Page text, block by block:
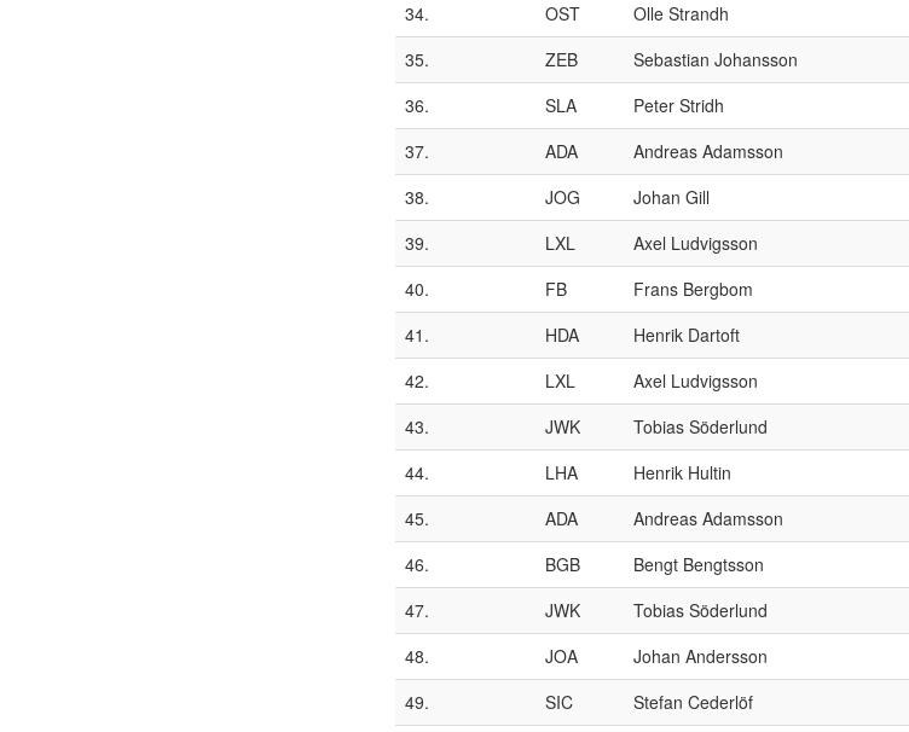
34. OST Olle Strandh
35. ZEB Sebastian Johansson
36. SLA Peter Stridh
37. ADA Andreas Adamsson
38. JOG Johan Gill
39. LXL Axel Ludvigsson
40. FB Frans Bergbom
41. HDA Henrik Dartoft
42. LXL Axel Ludvigsson
43. JWK Tobias Söderlund
44. LHA Henrik Hultin
45. ADA Andreas Adamsson
46. BGB Bengt Bengtsson
47. JWK Tobias Söderlund
48. JOA Johan Andersson
49. SIC Stefan Cederlöf